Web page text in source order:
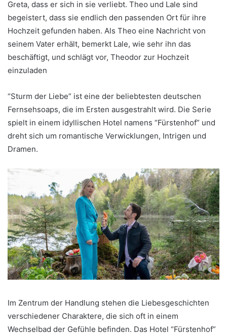
Greta, dass er sich in sie verliebt. Theo und Lale sind
begeistert, dass sie endlich den passenden Ort für ihre
Hochzeit gefunden haben. Als Theo eine Nachricht von
seinem Vater erhält, bemerkt Lale, wie sehr ihn das
beschäftigt, und schlägt vor, Theodor zur Hochzeit
einzuladen
“Sturm der Liebe” ist eine der beliebtesten deutschen
Fernsehsoaps, die im Ersten ausgestrahlt wird. Die Serie
spielt in einem idyllischen Hotel namens “Fürstenhof” und
dreht sich um romantische Verwicklungen, Intrigen und
Dramen.
Im Zentrum der Handlung stehen die Liebesgeschichten
verschiedener Charaktere, die sich oft in einem
Wechselbad der Gefühle befinden. Das Hotel “Fürstenhof”